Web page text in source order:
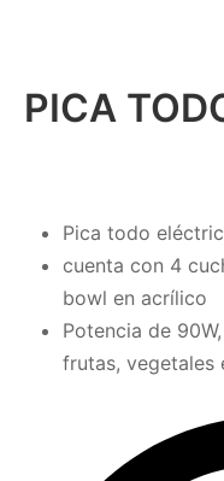
PICA
Pica todo
cuenta con 4
bowl en acrílico
Potencia de
frutas, vegetales